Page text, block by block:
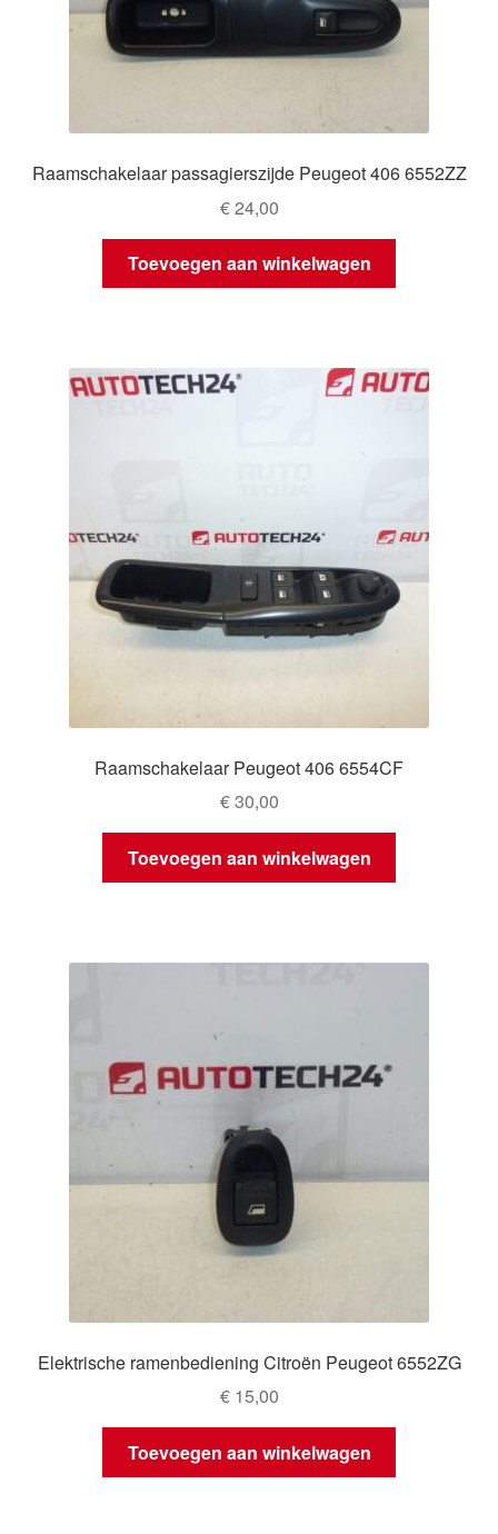
Raamschakelaar passagierszijde Peugeot 406 6552ZZ
€24,00
Toevoegen aan winkelwagen
Raamschakelaar Peugeot 406 6554CF
€30,00
Toevoegen aan winkelwagen
Elektrische ramenbediening Citroën Peugeot 6552ZG
€15,00
Toevoegen aan winkelwagen